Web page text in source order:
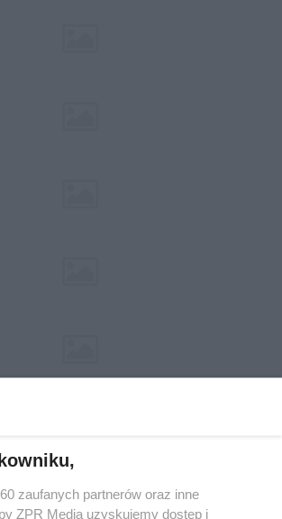
w serwisie nie może być powielany i
zaufanych partnerów oraz inne
ZPR Media uzyskujemy dostęp i